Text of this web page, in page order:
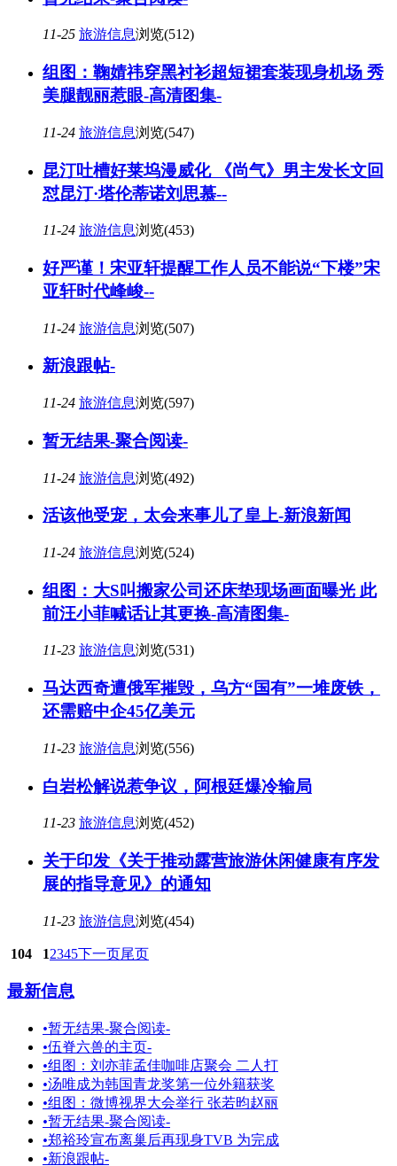
11-25 旅游信息浏览(512)
组图：鞠婧祎穿黑衬衫超短裙套装现身机场 秀
美腿靓丽惹眼-高清图集-
11-24 旅游信息浏览(547)
昆汀吐槽好莱坞漫威化 《尚气》男主发长文回
怼昆汀·塔伦蒂诺刘思慕--
11-24 旅游信息浏览(453)
好严谨！宋亚轩提醒工作人员不能说“下楼”宋
亚轩时代峰峻--
11-24 旅游信息浏览(507)
新浪跟帖-
11-24 旅游信息浏览(597)
暂无结果-聚合阅读-
11-24 旅游信息浏览(492)
活该他受宠，太会来事儿了皇上-新浪新闻
11-24 旅游信息浏览(524)
组图：大S叫搬家公司还床垫现场画面曝光 此
前汪小菲喊话让其更换-高清图集-
11-23 旅游信息浏览(531)
马达西奇遭俄军摧毁，乌方“国有”一堆废铁，
还需赔中企45亿美元
11-23 旅游信息浏览(556)
白岩松解说惹争议，阿根廷爆冷输局
11-23 旅游信息浏览(452)
关于印发《关于推动露营旅游休闲健康有序发
展的指导意见》的通知
11-23 旅游信息浏览(454)
104 12345下一页尾页
最新信息
•暂无结果-聚合阅读-
•伍脊六兽的主页-
•组图：刘亦菲孟佳咖啡店聚会 二人打
•汤唯成为韩国青龙奖第一位外籍获奖
•组图：微博视界大会举行 张若昀赵丽
•暂无结果-聚合阅读-
•郑裕玲宣布离巢后再现身TVB 为完成
•新浪跟帖-